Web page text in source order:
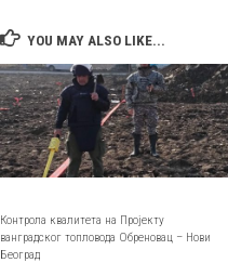
YOU MAY ALSO LIKE...
Контрола квалитета на Пројекту
ванградског топловода Обреновац – Нови
Београд